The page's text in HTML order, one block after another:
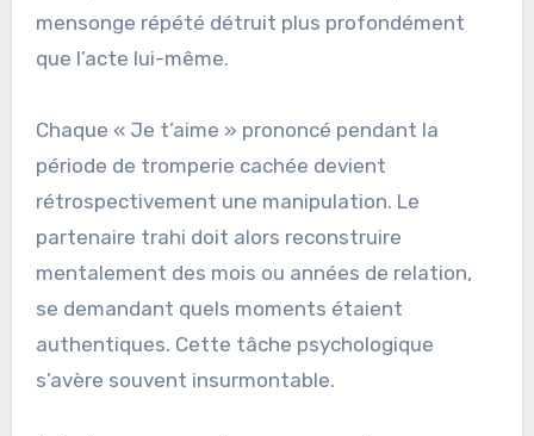
mensonge répété détruit plus profondément
que l’acte lui-même.
Chaque « Je t’aime » prononcé pendant la
période de tromperie cachée devient
rétrospectivement une manipulation. Le
partenaire trahi doit alors reconstruire
mentalement des mois ou années de relation,
se demandant quels moments étaient
authentiques. Cette tâche psychologique
s’avère souvent insurmontable.